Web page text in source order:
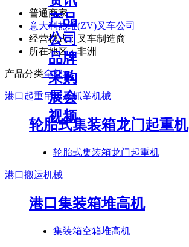
产品
公司
品牌
采购
展会
视频
普通商家
意大利热维(ZV)叉车公司
经营模式： 叉车制造商
所在地区：非洲
产品分类全部>>
港口起重吊运及抓举机械
轮胎式集装箱龙门起重机
轮胎式集装箱龙门起重机
港口搬运机械
港口集装箱堆高机
集装箱空箱堆高机